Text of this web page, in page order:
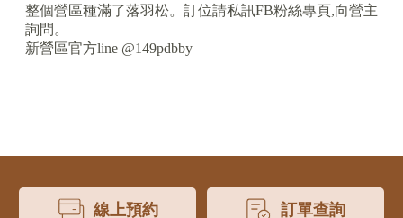
整個營區種滿了落羽松。訂位請私訊FB粉絲專頁,向營主
詢問。
新營區官方line @149pdbby
線上預約 訂單查詢